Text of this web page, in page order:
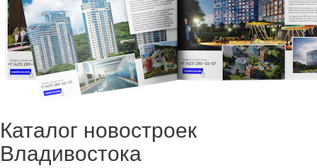
Каталог новостроек
Владивостока